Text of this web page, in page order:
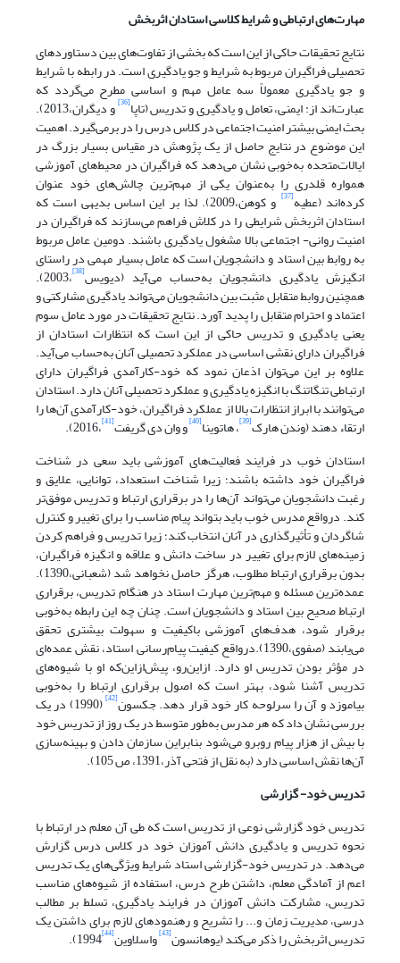
مهارت‌های ارتباطی و شرایط کلاسی استادان اثربخش
نتایج تحقیقات حاکی از این است که بخشی از تفاوت‌های بین دستاوردهای
تحصیلی فراگیران مربوط به شرایط و جو یادگیری است. در رابطه با شرایط
و جو یادگیری معمولاً سه عامل مهم و اساسی مطرح می‌گردد که
عبارت‌اند از: ایمنی، تعامل و یادگیری و تدریس (تاپا[36] و دیگران،2013).
بحث ایمنی بیشتر امنیت اجتماعی در کلاس درس را در برمی‌گیرد. اهمیت
این موضوع در نتایج حاصل از یک پژوهش در مقیاس بسیار بزرگ در
ایالات‌متحده به‌خوبی نشان می‌دهد که فراگیران در محیط‌های آموزشی
همواره قلدری را به‌عنوان یکی از مهم‌ترین چالش‌های خود عنوان
کرده‌اند (عطیه[37] و کوهن،2009). لذا بر این اساس بدیهی است که
استادان اثربخش شرایطی را در کلاش فراهم می‌سازند که فراگیران در
امنیت روانی- اجتماعی بالا مشغول یادگیری باشند. دومین عامل مربوط
به روابط بین استاد و دانشجویان است که عامل بسیار مهمی در راستای
انگیزش یادگیری دانشجویان به‌حساب می‌آید (دیویس[38] ،2003).
همچنین روابط متقابل مثبت بین دانشجویان می‌تواند یادگیری مشارکتی و
اعتماد و احترام متقابل را پدید آورد. نتایج تحقیقات در مورد عامل سوم
یعنی یادگیری و تدریس حاکی از این است که انتظارات استادان از
فراگیران دارای نقشی اساسی در عملکرد تحصیلی آنان به‌حساب می‌آید.
علاوه بر این می‌توان اذعان نمود که خود-کارآمدی فراگیران دارای
ارتباطی تنگاتنگ با انگیزه یادگیری و عملکرد تحصیلی آنان دارد. استادان
می‌توانند با ابراز انتظارات بالا از عملکرد فراگیران، خود-کارآمدی آن‌ها را
ارتقاء دهند (وندن هارک[39] ، هاتوینا[40] و وان دی گریفت[41]
،2016).
استادان خوب در فرایند فعالیت‌های آموزشی باید سعی در شناخت
فراگیران خود داشته باشند؛ زیرا شناخت استعداد، توانایی، علایق و
رغبت دانشجویان می‌تواند آن‌ها را در برقراری ارتباط و تدریس موفق‌تر
کند. درواقع مدرس خوب باید بتواند پیام مناسب را برای تغییر و کنترل
شاگردان و تأثیرگذاری در آنان انتخاب کند؛ زیرا تدریس و فراهم کردن
زمینه‌های لازم برای تغییر در ساخت دانش و علاقه و انگیزه فراگیران،
بدون برقراری ارتباط مطلوب، هرگز حاصل نخواهد شد (شعبانی،1390).
عمده‌ترین مسئله و مهم‌ترین مهارت استاد در هنگام تدریس، برقراری
ارتباط صحیح بین استاد و دانشجویان است. چنان چه این رابطه به‌خوبی
برقرار شود، هدف‌های آموزشی باکیفیت و سهولت بیشتری تحقق
می‌یابند (صفوی،1390).درواقع کیفیت پیام‌رسانی استاد، نقش عمده‌ای
در مؤثر بودن تدریس او دارد. ازاین‌رو، پیش‌ازاین‌که او با شیوه‌های
تدریس آشنا شود، بهتر است که اصول برقراری ارتباط را به‌خوبی
بیاموزد و آن را سرلوحه کار خود قرار دهد. جکسون[42] (1990) در یک
بررسی نشان داد که هر مدرس به‌طور متوسط در یک روز از تدریس خود
با بیش از هزار پیام روبرو می‌شود بنابراین سازمان دادن و بهینه‌سازی
آن‌ها نقش اساسی دارد (به نقل از فتحی آذر،1391، ص 105).
تدریس خود- گزارشی
تدریس خود گزارشی نوعی از تدریس است که طی آن معلم در ارتباط با
نحوه تدریس و یادگیری دانش آموزان خود در کلاس درس گزارش
می‌دهد. در تدریس خود-گزارشی استاد شرایط ویژگی‌های یک تدریس
اعم از آمادگی معلم، داشتن طرح درس، استفاده از شیوه‌های مناسب
تدریس، مشارکت دانش آموزان در فرایند یادگیری، تسلط بر مطالب
درسی، مدیریت زمان و... را تشریح و رهنمودهای لازم برای داشتن یک
تدریس اثربخش را ذکر می‌کند (یوهانسون[43] واسلاوین[44]
1994).